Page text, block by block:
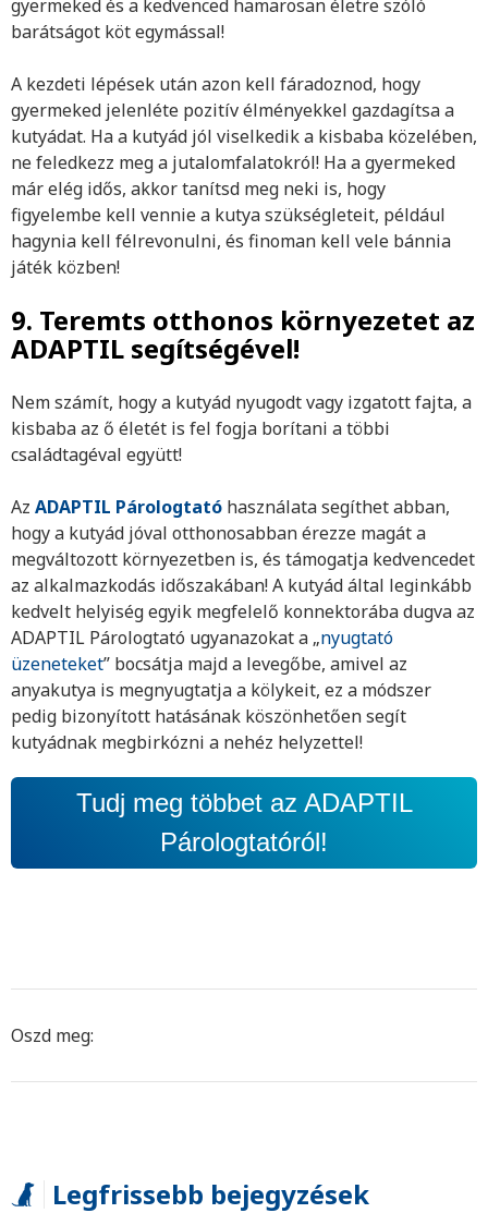
gyermeked és a kedvenced hamarosan életre szóló
barátságot köt egymással!
A kezdeti lépések után azon kell fáradoznod, hogy
gyermeked jelenléte pozitív élményekkel gazdagítsa a
kutyádat. Ha a kutyád jól viselkedik a kisbaba közelében,
ne feledkezz meg a jutalomfalatokról! Ha a gyermeked
már elég idős, akkor tanítsd meg neki is, hogy
figyelembe kell vennie a kutya szükségleteit, például
hagynia kell félrevonulni, és finoman kell vele bánnia
játék közben!
9. Teremts otthonos környezetet az
ADAPTIL segítségével!
Nem számít, hogy a kutyád nyugodt vagy izgatott fajta, a
kisbaba az ő életét is fel fogja borítani a többi
családtagéval együtt!
Az ADAPTIL Párologtató használata segíthet abban,
hogy a kutyád jóval otthonosabban érezze magát a
megváltozott környezetben is, és támogatja kedvencedet
az alkalmazkodás időszakában! A kutyád által leginkább
kedvelt helyiség egyik megfelelő konnektorába dugva az
ADAPTIL Párologtató ugyanazokat a „nyugtató
üzeneteket” bocsátja majd a levegőbe, amivel az
anyakutya is megnyugtatja a kölykeit, ez a módszer
pedig bizonyított hatásának köszönhetően segít
kutyádnak megbirkózni a nehéz helyzettel!
Tudj meg többet az ADAPTIL
Párologtatóról!
Oszd meg:
Legfrissebb bejegyzések